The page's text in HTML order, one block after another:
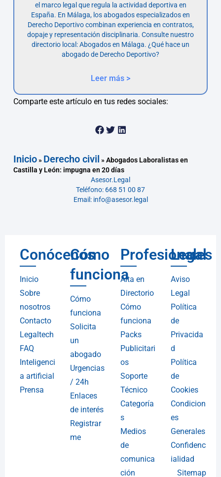
el marco legal que regula la actividad deportiva en
España. En Málaga, los abogados especializados en
Derecho Deportivo combinan experiencia en contratos,
dopaje y representación disciplinaria. Consulte nuestro
directorio local: Abogados en Málaga. ¿Qué hace un
abogado de Derecho Deportivo?
Leer más >
Comparte este artículo en tus redes sociales:
Inicio» Derecho civil »Abogados Laboralistas en
Castilla y León: impugna en 20 días
Asesor.Legal
Teléfono: 668 51 00 87
Email: info@asesor.legal
Conócenos
Inicio
Sobre
nosotros
Contacto
Legaltech
FAQ
Inteligenci
a artificial
Prensa
Cómo
funciona
Cómo
funciona
Solicita
un
abogado
Urgencias
/ 24h
Enlaces
de interés
Registrar
me
Profesionales
Alta en
Directorio
Cómo
funciona
Packs
Publicitari
os
Soporte
Técnico
Categoría
s
Medios
de
comunica
ción
Legal
Aviso
Legal
Política
de
Privacida
d
Política
de
Cookies
Condicion
es
Generales
Confidenc
ialidad
Sitemap